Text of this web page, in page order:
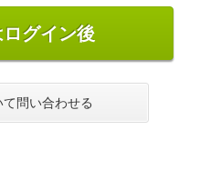
グイン後
問い合わせる